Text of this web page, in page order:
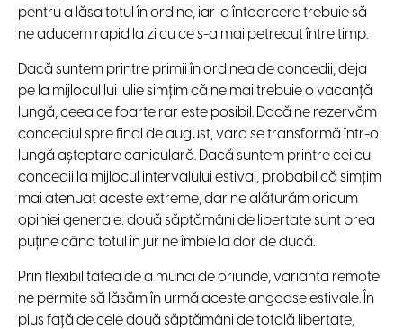
pentru a lăsa totul în ordine, iar la întoarcere trebuie să
ne aducem rapid la zi cu ce s-a mai petrecut între timp.
Dacă suntem printre primii în ordinea de concedii, deja
pe la mijlocul lui iulie simţim că ne mai trebuie o vacanţă
lungă, ceea ce foarte rar este posibil. Dacă ne rezervăm
concediul spre final de august, vara se transformă într-o
lungă aşteptare caniculară. Dacă suntem printre cei cu
concedii la mijlocul intervalului estival, probabil că simţim
mai atenuat aceste extreme, dar ne alăturăm oricum
opiniei generale: două săptămâni de libertate sunt prea
puţine când totul în jur ne îmbie la dor de ducă.
Prin flexibilitatea de a munci de oriunde, varianta remote
ne permite să lăsăm în urmă aceste angoase estivale. În
plus faţă de cele două săptămâni de totală libertate,